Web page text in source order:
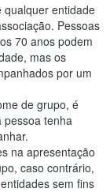
qualquer entidade
Pessoas
70 anos podem
mas os
por um
de grupo, é
pessoa tenha
na apresentação
caso contrário,
sem fins